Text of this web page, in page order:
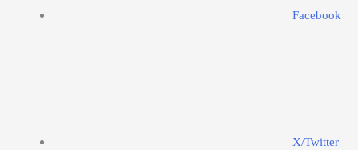
Facebook
X/Twitter